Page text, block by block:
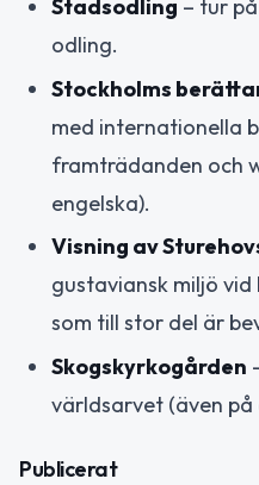
Stadsodling – tur
odling.
Stockholms
med internationella
framträdanden och
engelska).
Visning av
gustaviansk miljö
som till stor del är
Skogskyrkogården
världsarvet (även på
Publicerat